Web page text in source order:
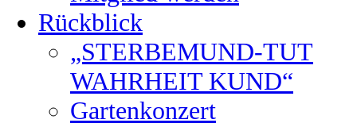
Rückblick
„STERBEMUND-TUT
WAHRHEIT KUND“
Gartenkonzert